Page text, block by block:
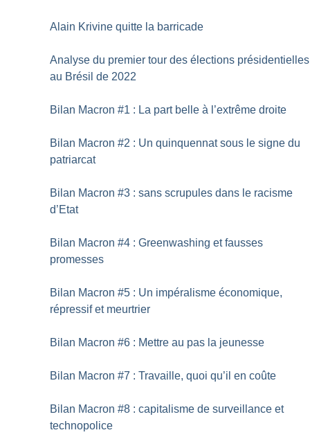
Alain Krivine quitte la barricade
Analyse du premier tour des élections présidentielles
au Brésil de 2022
Bilan Macron #1 : La part belle à l’extrême droite
Bilan Macron #2 : Un quinquennat sous le signe du
patriarcat
Bilan Macron #3 : sans scrupules dans le racisme
d’Etat
Bilan Macron #4 : Greenwashing et fausses
promesses
Bilan Macron #5 : Un impéralisme économique,
répressif et meurtrier
Bilan Macron #6 : Mettre au pas la jeunesse
Bilan Macron #7 : Travaille, quoi qu’il en coûte
Bilan Macron #8 : capitalisme de surveillance et
technopolice